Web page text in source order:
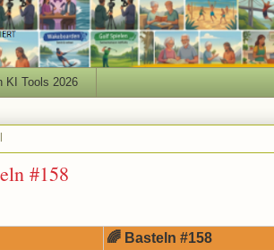
KI Tools 2026
#158
🌈 Basteln #158